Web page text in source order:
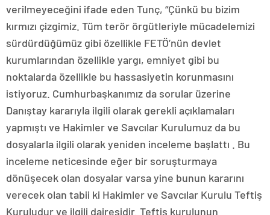
verilmeyeceğini ifade eden Tunç, “Çünkü bu bizim
kırmızı çizgimiz. Tüm terör örgütleriyle mücadelemizi
sürdürdüğümüz gibi özellikle FETÖ’nün devlet
kurumlarından özellikle yargı, emniyet gibi bu
noktalarda özellikle bu hassasiyetin korunmasını
istiyoruz. Cumhurbaşkanımız da sorular üzerine
Danıştay kararıyla ilgili olarak gerekli açıklamaları
yapmıştı ve Hakimler ve Savcılar Kurulumuz da bu
dosyalarla ilgili olarak yeniden inceleme başlattı . Bu
inceleme neticesinde eğer bir soruşturmaya
dönüşecek olan dosyalar varsa yine bunun kararını
verecek olan tabii ki Hakimler ve Savcılar Kurulu Teftiş
Kuruludur ve ilgili dairesidir. Teftiş kurulunun